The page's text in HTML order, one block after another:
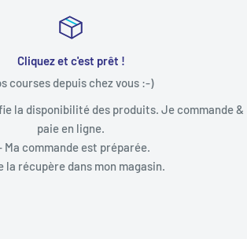
Cliquez et c'est prêt !
courses depuis chez vous :-)
la disponibilité des produits. Je commande &
paie en ligne.
Ma commande est préparée.
la récupère dans mon magasin.